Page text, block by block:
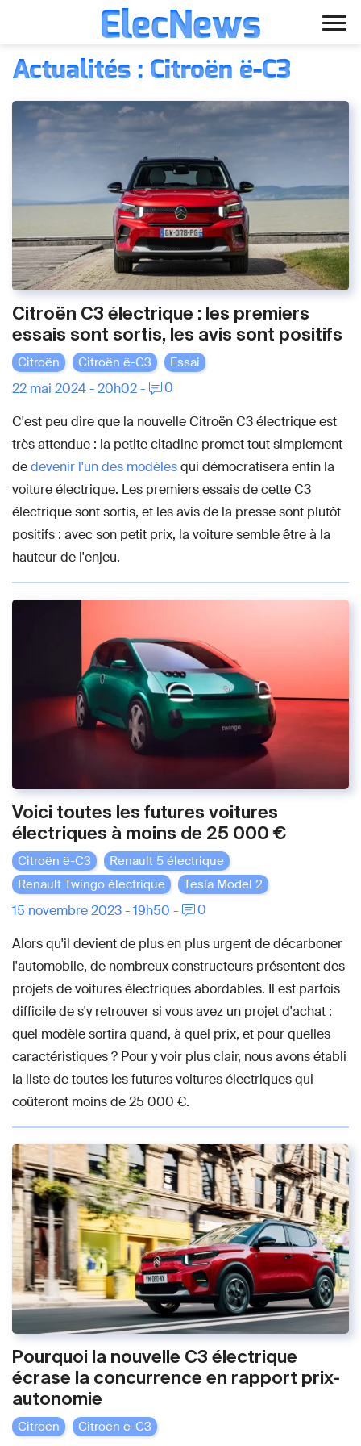
Aller
au
contenu
ElecNews
Voiture électrique
Voiture autonome
Fiches techniques
Actualités : Citroën ë-C3
Citroën C3 électrique : les premiers
essais sont sortis, les avis sont positifs
Citroën Citroën ë-C3 Essai
22 mai 2024 - 20h02 -
0
C'est peu dire que la nouvelle Citroën C3 électrique est
très attendue : la petite citadine promet tout simplement
dedevenir l'un des modèlesqui démocratisera enfin la
voiture électrique. Les premiers essais de cette C3
électrique sont sortis, et les avis de la presse sont plutôt
positifs : avec son petit prix, la voiture semble être à la
hauteur de l'enjeu.
Voici toutes les futures voitures
électriques à moins de 25 000 €
Citroën ë-C3
Renault 5 électrique
Renault Twingo électrique
Tesla Model 2
15 novembre 2023 - 19h50 -
0
Alors qu'il devient de plus en plus urgent de décarboner
l'automobile, de nombreux constructeurs présentent des
projets de voitures électriques abordables. Il est parfois
difficile de s'y retrouver si vous avez un projet d'achat :
quel modèle sortira quand, à quel prix, et pour quelles
caractéristiques ? Pour y voir plus clair, nous avons établi
la liste de toutes les futures voitures électriques qui
coûteront moins de 25 000 €.
Pourquoi la nouvelle C3 électrique
écrase la concurrence en rapport prix-
autonomie
Citroën Citroën ë-C3